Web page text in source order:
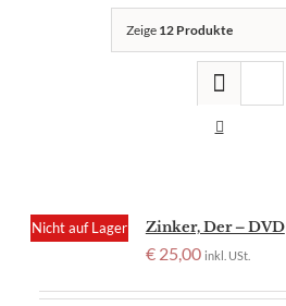
Zeige 12 Produkte
Nicht auf Lager Zinker, Der – DVD
€25,00 inkl. USt.